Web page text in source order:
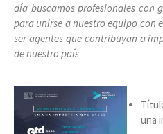
día buscamos profesionales con
para unirse a nuestro equipo con
ser agentes que contribuyan a
de nuestro país
una